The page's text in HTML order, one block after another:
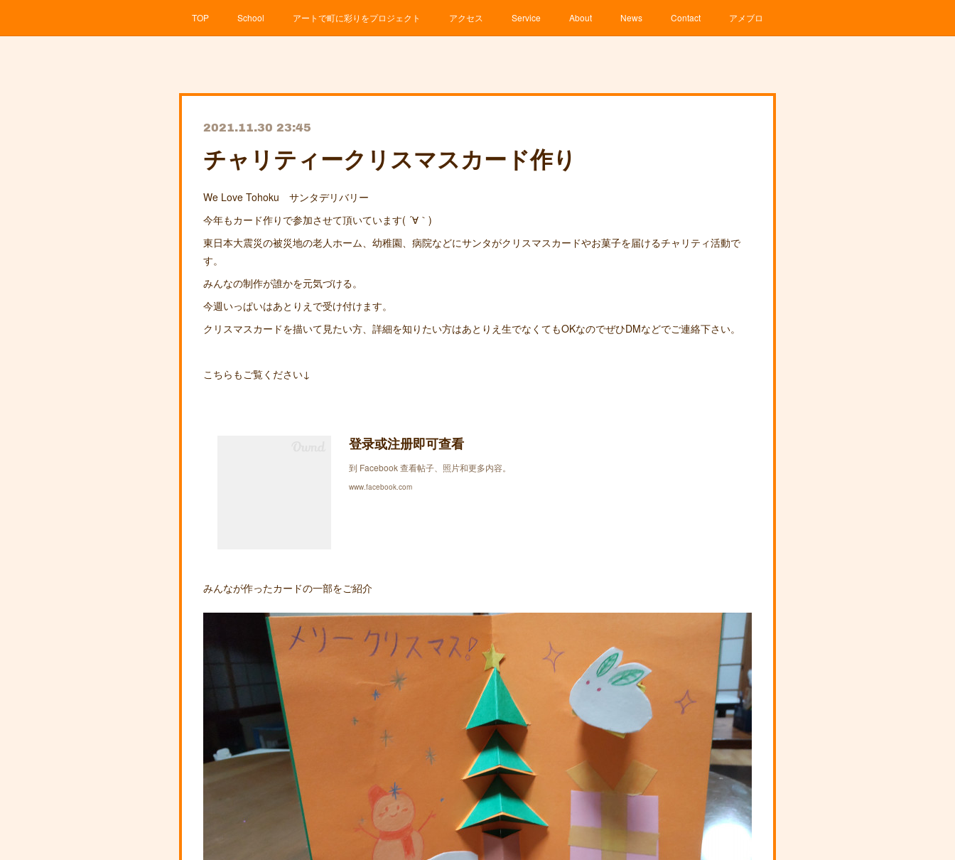
TOP School アートで町に彩りをプロジェクト アクセス Service About News Contact アメブロ
2021.11.30 23:45
チャリティークリスマスカード作り
We Love Tohoku サンタデリバリー
今年もカード作りで参加させて頂いています( ´∀｀)
東日本大震災の被災地の老人ホーム、幼稚園、病院などにサンタがクリスマスカードやお菓子を届けるチャリティ活動で
す。
みんなの制作が誰かを元気づける。
今週いっぱいはあとりえで受け付けます。
クリスマスカードを描いて見たい方、詳細を知りたい方はあとりえ生でなくてもOKなのでぜひDMなどでご連絡下さい。
こちらもご覧ください↓
登录或注册即可查看
到 Facebook 查看帖子、照片和更多内容。
www.facebook.com
みんなが作ったカードの一部をご紹介